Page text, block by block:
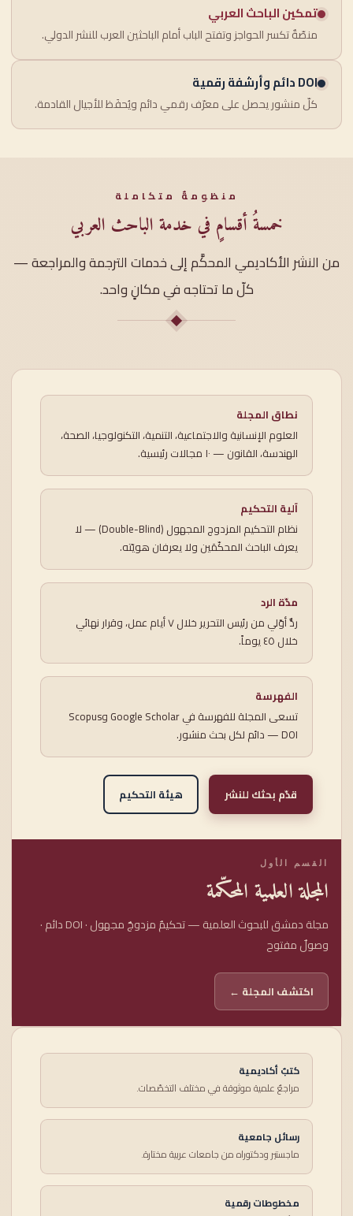
تمكين الباحث العربي
منصّةٌ تكسر الحواجز وتفتح الباب أمام الباحثين العرب للنشر الدولي.
DOI دائم وأرشفة رقمية
كلّ منشور يحصل على معرّف رقمي دائم ويُحفَظ للأجيال القادمة.
منظومةٌ متكاملة
خمسةُ أقسامٍ في خدمة الباحث العربي
من النشر الأكاديمي المحكَّم إلى خدمات الترجمة والمراجعة —
كلّ ما تحتاجه في مكانٍ واحد.
القسم الأول
المجلة العلمية المحكّمة
مجلة دمشق للبحوث العلمية — تحكيمٌ مزدوجٌ مجهول · DOI دائم ·
وصولٌ مفتوح
اكتشف المجلة ←
نطاق المجلة
العلوم الإنسانية والاجتماعية، التنمية، التكنولوجيا، الصحة،
الهندسة، القانون — ١٠ مجالات رئيسية.
آلية التحكيم
نظام التحكيم المزدوج المجهول (Double-Blind) — لا
يعرف الباحث المحكّمَين ولا يعرفان هويّته.
مدّة الرد
ردٌّ أوّلي من رئيس التحرير خلال ٧ أيام عمل، وقرار نهائي
خلال ٤٥ يوماً.
الفهرسة
تسعى المجلة للفهرسة في Google Scholar وScopus
— DOI دائم لكل بحث منشور.
قدّم بحثك للنشر هيئة التحكيم
كتبٌ أكاديمية
مراجعٌ علمية موثوقة في مختلف التخصّصات.
رسائل جامعية
ماجستير ودكتوراه من جامعات عربية مختارة.
مخطوطات رقمية